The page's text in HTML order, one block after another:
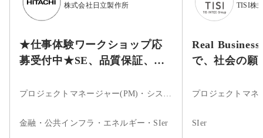
株式会社日立製作所
★仕事体験ワークショップ応
募受付中★SE、品質保証、設
プロジェクトマネージャー(PM)・システムエンジニア・フロントエンドエンジニア・サーバーサイドエンジニア・インフラエンジニア・ネットワークエンジニア・サーバエンジニア・データサイエンティスト・アプリケーションエンジニア
金融・公共インフラ・エネルギー・SIer
TISI株
Real
で、社会の願
SIer